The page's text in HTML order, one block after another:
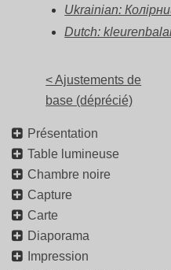
Ukrainian:
Dutch:
< Ajustements de
base (déprécié)
Présentation
Table lumineuse
Chambre noire
Capture
Carte
Diaporama
Impression